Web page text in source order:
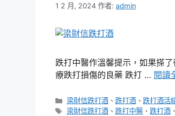
1 2 月, 2024 作者: admin
跌打中醫作溫馨提示，如果搽
療跌打損傷的良藥 跌打 … 閱讀
分
類
梁財信跌打酒 、跌打酒 、跌打酒活
標
梁財信跌打酒 、跌打中醫 、跌打酒